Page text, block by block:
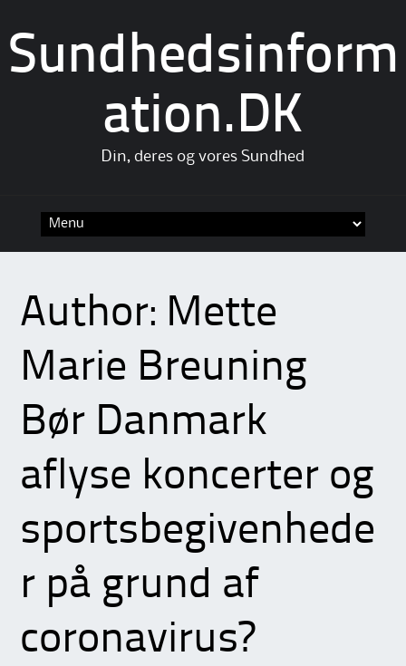
Sundhedsinform
ation.DK
Din, deres og vores Sundhed
Author: Mette
Marie Breuning
Bør Danmark
aflyse koncerter og
sportsbegivenhede
r på grund af
coronavirus?